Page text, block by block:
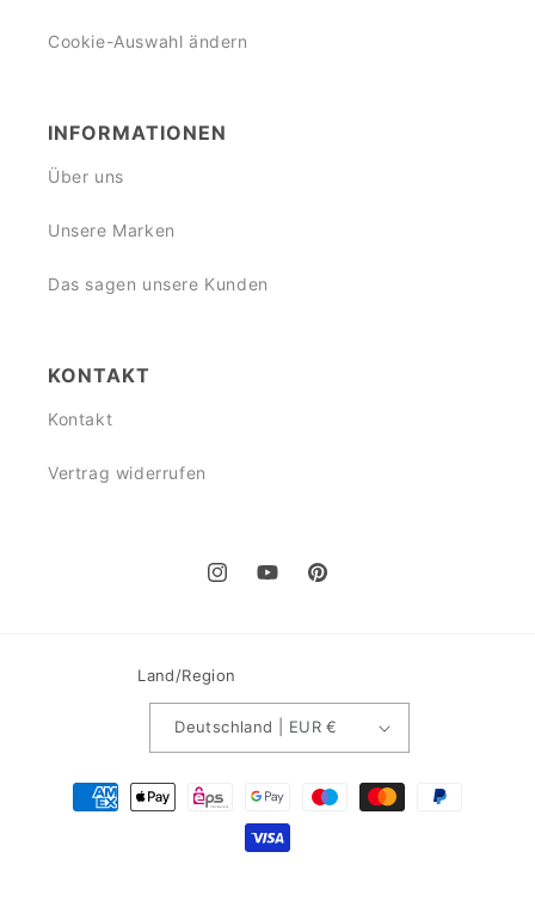
Cookie-Auswahl ändern
INFORMATIONEN
Über uns
Unsere Marken
Das sagen unsere Kunden
KONTAKT
Kontakt
Vertrag widerrufen
InstagramYouTubePinterest
Land/Region
Deutschland | EUR €
Zahlungsmethoden